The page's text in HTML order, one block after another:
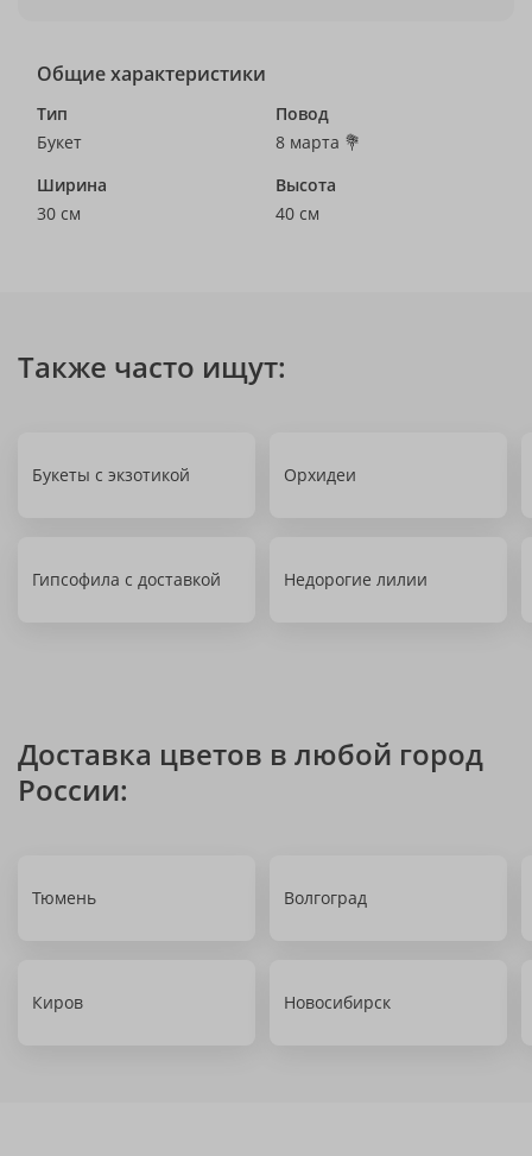
Общие характеристики
Тип
Букет
Повод
8 марта 💐
Ширина
30 см
Высота
40 см
Также часто ищут:
Букеты с экзотикой Орхидеи
Гипсофила с доставкой Недорогие лилии
Доставка цветов в любой город
России:
Тюмень Волгоград
Киров Новосибирск